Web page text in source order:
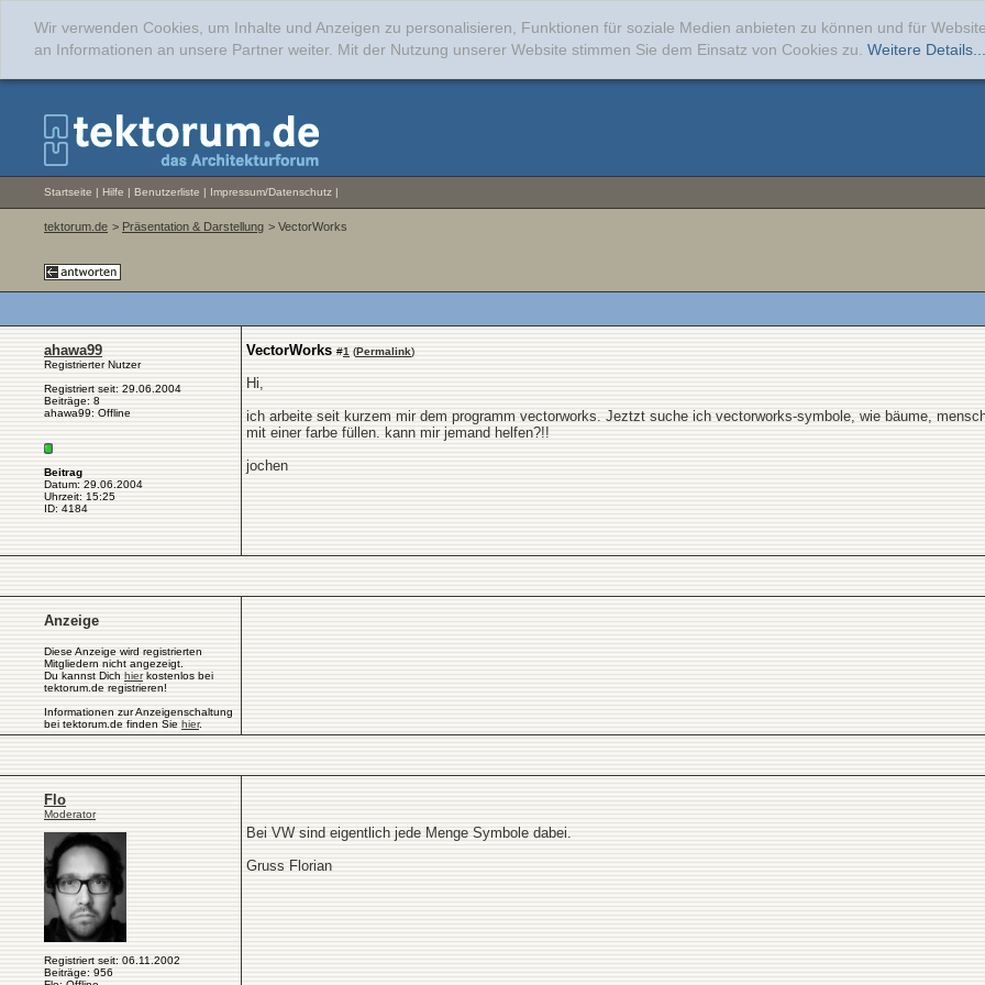
Wir verwenden Cookies, um Inhalte und Anzeigen zu personalisieren, Funktionen für soziale Medien anbieten zu können und für
an Informationen an unsere Partner weiter. Mit der Nutzung unserer Website stimmen Sie dem Einsatz von Cookies zu. Weitere Details...
Startseite | Hilfe | Benutzerliste | Impressum/Datenschutz |
tektorum.de > Präsentation & Darstellung > VectorWorks
ahawa99
Registrierter Nutzer
Registriert seit: 29.06.2004
Beiträge: 8
ahawa99: Offline
Beitrag
Datum: 29.06.2004
Uhrzeit: 15:25
ID: 4184
VectorWorks #1 (Permalink)
Hi,
ich arbeite seit kurzem mir dem programm vectorworks. Jeztzt suche ich vectorworks-symbole, wie bäume,
mit einer farbe füllen. kann mir jemand helfen?!!
jochen
Anzeige
Diese Anzeige wird registrierten
Mitgliedern nicht angezeigt.
Du kannst Dich hierkostenlos bei
tektorum.de registrieren!
Informationen zur Anzeigenschaltung
bei tektorum.de finden Sie hier.
Flo
Moderator
Registriert seit: 06.11.2002
Beiträge: 956
Bei VW sind eigentlich jede Menge Symbole dabei.
Gruss Florian